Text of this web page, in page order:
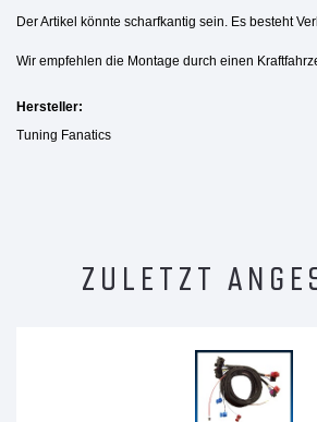
Der Artikel könnte scharfkantig sein. Es besteht
Wir empfehlen die Montage durch einen
Hersteller:
Tuning Fanatics
ZULETZT